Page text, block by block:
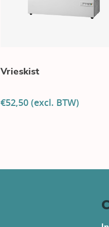
Vrieskist
€52,50 (excl. BTW)